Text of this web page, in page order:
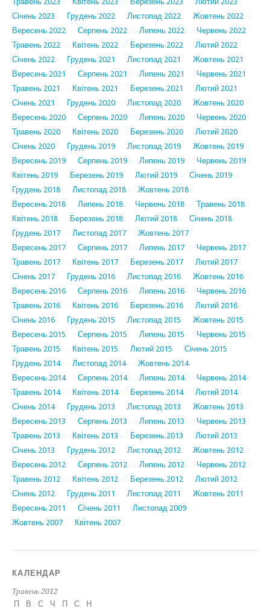
Січень 2023
Грудень 2022 Листопад 2022
Жовтень 2022
Вересень 2022
Серпень 2022 Липень 2022
Червень 2022
Травень 2022
Квітень 2022 Березень 2022
Лютий 2022
Січень 2022
Грудень 2021 Листопад 2021
Жовтень 2021
Вересень 2021
Серпень 2021 Липень 2021
Червень 2021
Травень 2021
Квітень 2021 Березень 2021
Лютий 2021
Січень 2021
Грудень 2020 Листопад 2020
Жовтень 2020
Вересень 2020
Серпень 2020 Липень 2020
Червень 2020
Травень 2020
Квітень 2020 Березень 2020
Лютий 2020
Січень 2020
Грудень 2019 Листопад 2019
Жовтень 2019
Вересень 2019
Серпень 2019 Липень 2019
Червень 2019
Квітень 2019
Березень 2019 Лютий 2019
Січень 2019
Грудень 2018
Листопад 2018
Жовтень 2018
Вересень 2018
Липень 2018 Червень 2018
Травень 2018
Квітень 2018
Березень 2018 Лютий 2018
Січень 2018
Грудень 2017
Листопад 2017
Жовтень 2017
Вересень 2017
Серпень 2017 Липень 2017
Червень 2017
Травень 2017
Квітень 2017 Березень 2017
Лютий 2017
Січень 2017
Грудень 2016 Листопад 2016
Жовтень 2016
Вересень 2016
Серпень 2016 Липень 2016
Червень 2016
Травень 2016
Квітень 2016 Березень 2016
Лютий 2016
Січень 2016
Грудень 2015 Листопад 2015
Жовтень 2015
Вересень 2015
Серпень 2015 Липень 2015
Червень 2015
Травень 2015
Квітень 2015 Лютий 2015
Січень 2015
Грудень 2014
Листопад 2014
Жовтень 2014
Вересень 2014
Серпень 2014 Липень 2014
Червень 2014
Травень 2014
Квітень 2014 Березень 2014
Лютий 2014
Січень 2014
Грудень 2013 Листопад 2013
Жовтень 2013
Вересень 2013
Серпень 2013 Липень 2013
Червень 2013
Травень 2013
Квітень 2013 Березень 2013
Лютий 2013
Січень 2013
Грудень 2012 Листопад 2012
Жовтень 2012
Вересень 2012
Серпень 2012 Липень 2012
Червень 2012
Травень 2012
Квітень 2012 Березень 2012
Лютий 2012
Січень 2012
Грудень 2011 Листопад 2011
Жовтень 2011
Вересень 2011
Січень 2011
Листопад 2009
Жовтень 2007
Квітень 2007
КАЛЕНДАР
Травень 2012
П
В С Ч П С Н